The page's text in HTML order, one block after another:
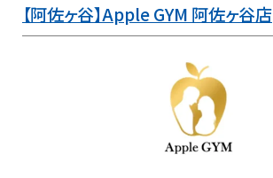
【阿佐ヶ谷】Apple GYM 阿佐ヶ谷店